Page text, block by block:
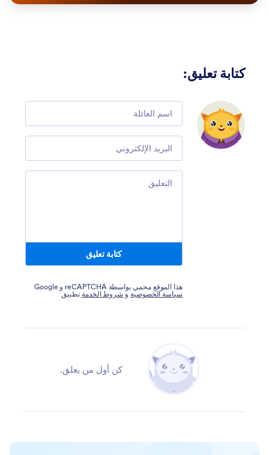
كتابة تعليق:
Comment
Email
Comment
كتابة تعليق
هذا الموقع محمي بواسطة reCAPTCHA و Google
سياسة الخصوصيةو شروط الخدمة تطبيق
كن أول من يعلق.